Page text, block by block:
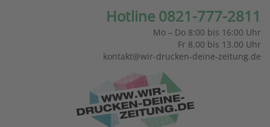
Hotline 0821-777-2811
Mo – Do 8:00 bis 16:00 Uhr
Fr 8.00 bis 13.00 Uhr
kontakt@wir-drucken-deine-zeitung.de